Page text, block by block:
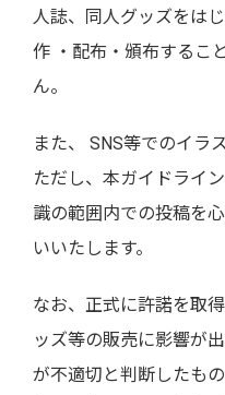
人誌、同人グッズをは
作 ・配布・頒布するこ
ん。
また、 SNS等でのイラ
ただし、本ガイドライ
識の範囲内での投稿を
いいたします。
なお、正式に許諾を取
ッズ等の販売に影響が
が不適切と判断したも